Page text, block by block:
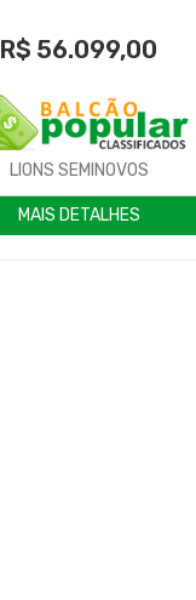
R$ 56.099,00
LIONS SEMINOVOS
MAIS DETALHES